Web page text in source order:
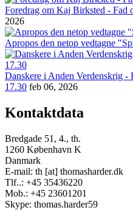
Foredrag om Kaj Birksted - Fad
2026
Apropos den netop vedtagne
Danskere i Anden Verdenskrig -
17.30 feb 06, 2026
Kontaktdata
Bredgade 51, 4., th.
1260 København K
Danmark
E-mail: th [at] thomasharder.dk
Tlf..: +45 35436220
Mob.: +45 23601201
Skype: thomas.harder59